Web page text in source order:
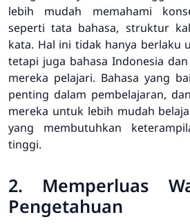
lebih mudah memahami
seperti tata bahasa, struktur
kata. Hal ini tidak hanya berlaku
tetapi juga bahasa Indonesia
mereka pelajari. Bahasa yang
penting dalam pembelajaran,
mereka untuk lebih mudah
yang membutuhkan
tinggi.
2. Memperluas
Pengetahuan